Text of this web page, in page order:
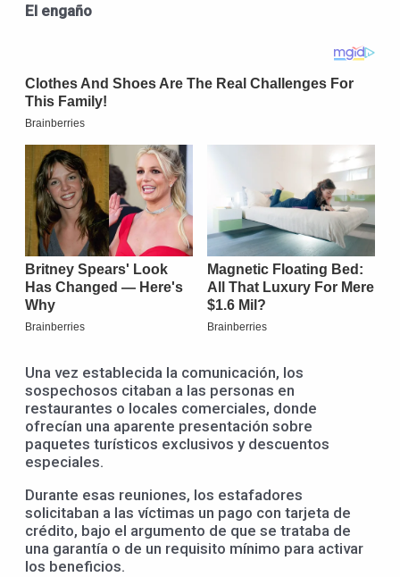
El engaño
Una vez establecida la comunicación, los
sospechosos citaban a las personas en
restaurantes o locales comerciales, donde
ofrecían una aparente presentación sobre
paquetes turísticos exclusivos y descuentos
especiales.
Durante esas reuniones, los estafadores
solicitaban a las víctimas un pago con tarjeta de
crédito, bajo el argumento de que se trataba de
una garantía o de un requisito mínimo para activar
los beneficios.